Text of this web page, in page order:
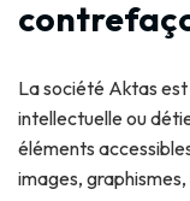
La société Aktas
intellectuelle ou
éléments
images,